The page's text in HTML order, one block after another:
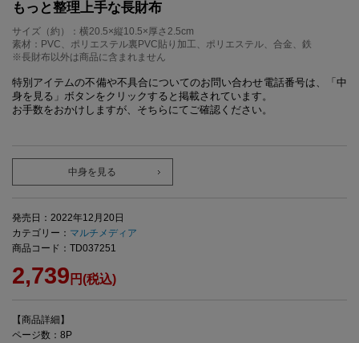
もっと整理上手な長財布
サイズ（約）：横20.5×縦10.5×厚さ2.5cm
素材：PVC、ポリエステル裏PVC貼り加工、ポリエステル、合金、鉄
※長財布以外は商品に含まれません
特別アイテムの不備や不具合についてのお問い合わせ電話番号は、「中
身を見る」ボタンをクリックすると掲載されています。
お手数をおかけしますが、そちらにてご確認ください。
中身を見る
発売日：2022年12月20日
カテゴリー： マルチメディア
商品コード：TD037251
2,739 円(税込)
【商品詳細】
ページ数：8P